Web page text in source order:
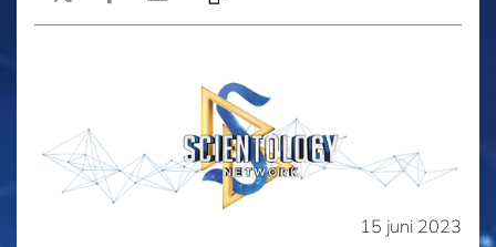
15 juni 2023